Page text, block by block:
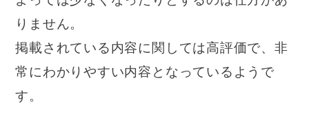
りません。
掲載されている内容に関しては高評価で、非
常にわかりやすい内容となっているようで
す。